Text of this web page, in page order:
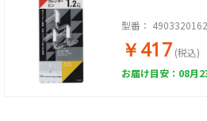
型番：
￥417 (税込)
お届け目安：08月